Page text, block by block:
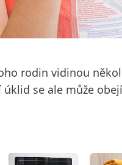
rodin vidinou
se ale může